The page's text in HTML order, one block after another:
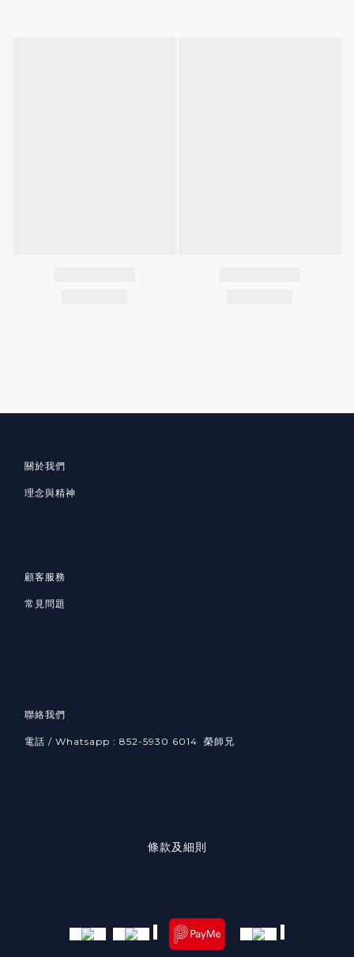
關於我們
理念與精神
顧客服務
常見問題
聯絡我們
電話 / Whatsapp : 852-5930 6014 榮師兄
條款及細則